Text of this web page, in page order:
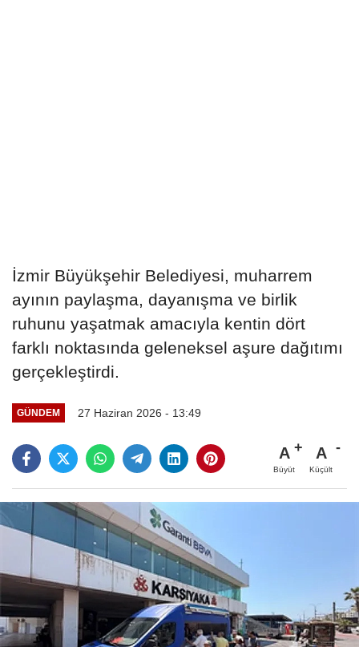
İzmir Büyükşehir Belediyesi, muharrem
ayının paylaşma, dayanışma ve birlik
ruhunu yaşatmak amacıyla kentin dört
farklı noktasında geleneksel aşure dağıtımı
gerçekleştirdi.
GÜNDEM 27 Haziran 2026 - 13:49
A
Büyüt
A
Küçült